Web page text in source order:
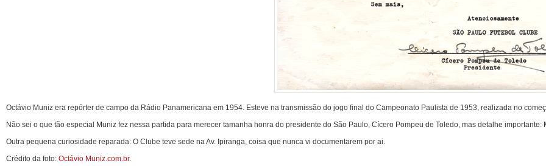
Octávio Muniz era repórter de campo da Rádio Panamericana em 1954. Esteve na transmissão do jogo final do Campeonato Paulista de 1953, realizada no
Não sei o que tão especial Muniz fez nessa partida para merecer tamanha honra do presidente do São Paulo, Cícero Pompeu de Toledo, mas detalhe importante:
Outra pequena curiosidade reparada: O Clube teve sede na Av. Ipiranga, coisa que nunca vi documentarem por ai.
Crédito da foto: Octávio Muniz.com.br.